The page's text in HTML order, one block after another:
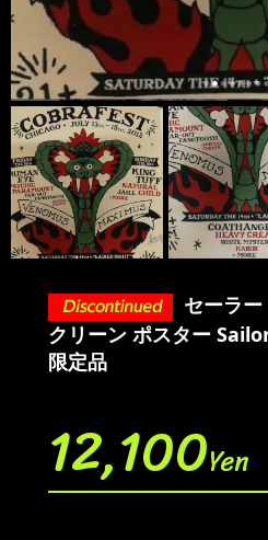
セーラ
クリーン ポスター
限定品
12,100Yen